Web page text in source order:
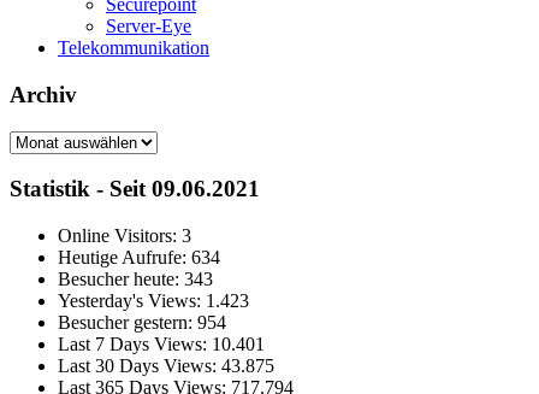
Securepoint
Server-Eye
Telekommunikation
Archiv
Archiv
Statistik - Seit 09.06.2021
Online Visitors: 3
Heutige Aufrufe: 634
Besucher heute: 343
Yesterday's Views: 1.423
Besucher gestern: 954
Last 7 Days Views: 10.401
Last 30 Days Views: 43.875
Last 365 Days Views: 717.794